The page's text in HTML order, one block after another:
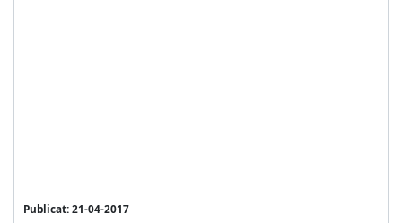
Publicat: 21-04-2017